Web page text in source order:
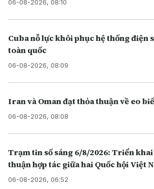
06-08-2026, 08:10
Cuba nỗ lực khôi phục hệ thống điện
toàn quốc
06-08-2026, 08:09
Iran và Oman đạt thỏa thuận về eo
06-08-2026, 08:08
Trạm tin số sáng 6/8/2026: Triển
thuận hợp tác giữa hai Quốc hội Việt
06-08-2026, 06:52